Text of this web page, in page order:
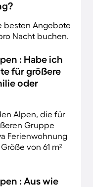
besten Angebote
Nacht buchen.
: Habe ich
für größere
oder
Alpen, die für
Gruppe
Ferienwohnung
von 61 m²
: Aus wie